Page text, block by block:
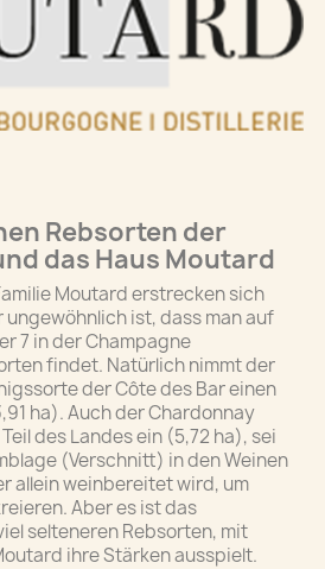
Rebsorten der
das Haus Moutard
Moutard erstrecken sich
ungewöhnlich ist, dass man auf
7 in der Champagne
findet. Natürlich nimmt der
der Côte des Bar einen
ha). Auch der Chardonnay
des Landes ein (5,72 ha), sei
(Verschnitt) in den Weinen
allein weinbereitet wird, um
Aber es ist das
selteneren Rebsorten, mit
ihre Stärken ausspielt.